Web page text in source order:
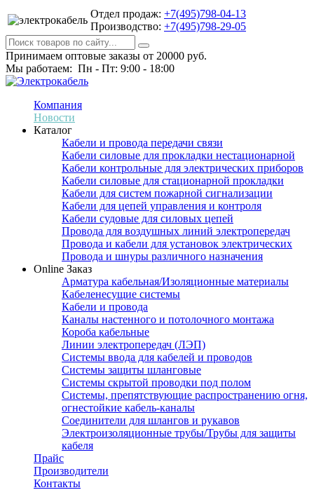
Отдел продаж: +7(495)798-04-13
Производство: +7(495)798-29-05
Принимаем оптовые заказы от 20000 руб.
Мы работаем: Пн - Пт: 9:00 - 18:00
Компания
Новости
Каталог
Кабели и провода передачи связи
Кабели силовые для прокладки нестационарной
Кабели контрольные для электрических приборов
Кабели силовые для стационарной прокладки
Кабели для систем пожарной сигнализации
Кабели для цепей управления и контроля
Кабели судовые для силовых цепей
Провода для воздушных линий электропередач
Провода и кабели для установок электрических
Провода и шнуры различного назначения
Online Заказ
Арматура кабельная/Изоляционные материалы
Кабеленесущие системы
Кабели и провода
Каналы настенного и потолочного монтажа
Короба кабельные
Линии электропередач (ЛЭП)
Системы ввода для кабелей и проводов
Системы защиты шланговые
Системы скрытой проводки под полом
Системы, препятствующие распространению огня,
огнестойкие кабель-каналы
Соединители для шлангов и рукавов
Электроизоляционные трубы/Трубы для защиты
кабеля
Прайс
Производители
Контакты